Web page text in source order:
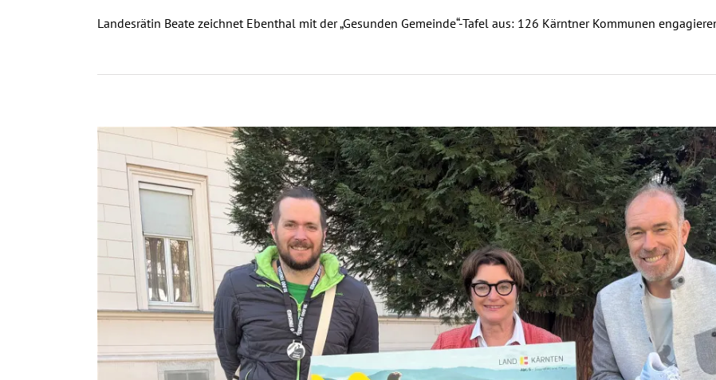
Landesrätin Beate zeichnet Ebenthal mit der „Gesunden Gemeinde“-Tafel aus: 126 Kärntner Kommunen